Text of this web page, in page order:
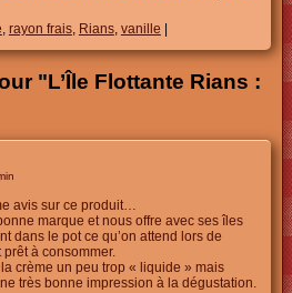
rayon frais, Rians, vanille |
"L’Île Flottante Rians :
avis sur ce produit…
marque et nous offre avec ses îles
dans le pot ce qu’on attend lors de
prêt à consommer.
crème un peu trop « liquide » mais
très bonne impression à la dégustation.